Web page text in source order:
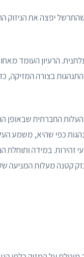
יפצה את הניזוק
הרעיון העומד
בצורה המזיקה,
החברתית שבאופן
כפי שהיא, משמע
זהירות. במידה ותוחלת
קטנה מעלות המניעה